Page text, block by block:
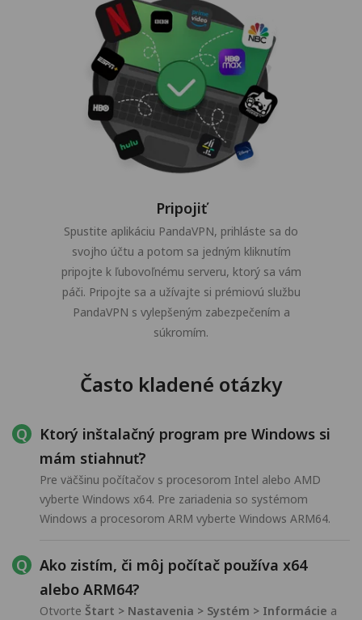
Pripojiť
Spustite aplikáciu PandaVPN, prihláste sa do
svojho účtu a potom sa jedným kliknutím
pripojte k ľubovoľnému serveru, ktorý sa vám
páči. Pripojte sa a užívajte si prémiovú službu
PandaVPN s vylepšeným zabezpečením a
súkromím.
Často kladené otázky
Ktorý inštalačný program pre Windows si
mám stiahnuť?
Pre väčšinu počítačov s procesorom Intel alebo AMD
vyberte Windows x64. Pre zariadenia so systémom
Windows a procesorom ARM vyberte Windows ARM64.
Ako zistím, či môj počítač používa x64
alebo ARM64?
Otvorte Štart > Nastavenia > Systém > Informácie a